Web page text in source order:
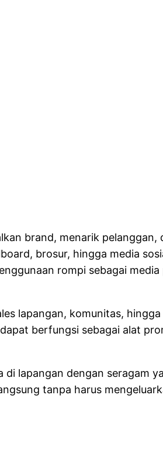
brand, menarik pelanggan,
brosur, hingga media
rompi sebagai
lapangan, komunitas,
berfungsi sebagai alat
lapangan dengan seragam
tanpa harus